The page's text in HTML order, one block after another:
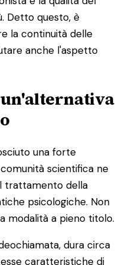
Detto questo, è
la continuità delle
anche l'aspetto
una forte
scientifica ne
trattamento della
psicologiche. Non
modalità a pieno titolo.
dura circa
caratteristiche di